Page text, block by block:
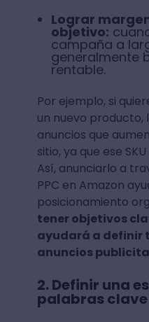
Lograr
objetivo:
campaña a
generalmente
rentable.
Por ejemplo, si
un nuevo producto,
anuncios que
sitio, ya que ese
Así, anunciarlo a
PPC en Amazon
posicionamiento
tener objetivos
ayudará a definir
anuncios
2. Definir una
palabras